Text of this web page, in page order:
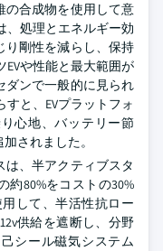
の合成物を使用して意
、処理とエネルギー効
り剛性を減らし、保持
EVや性能と最大範囲が
ダンで一般的に見られ
と、EVプラットフォ
心地、バッテリー節
されました。
は、半アクティブスタ
約80%をコストの30%
して、半活性抗ロー
供給を遮断し、分野
シール磁気システム